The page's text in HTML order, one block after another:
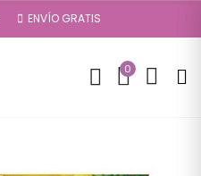
ENVÍO GRATIS
0